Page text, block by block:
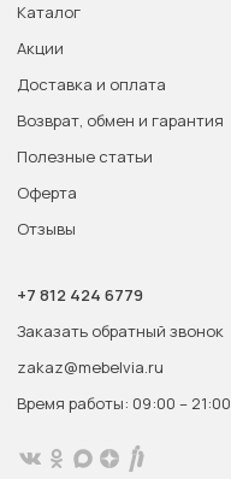
Каталог
Акции
Доставка и оплата
Возврат, обмен и гарантия
Полезные статьи
Оферта
Отзывы
+7 812 424 6779
Заказать обратный звонок
zakaz@mebelvia.ru
Время работы: 09:00 – 21:00